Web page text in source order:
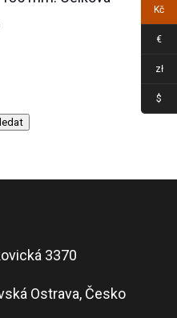
3370
Ostrava, Česko
Kč
€
zł
$